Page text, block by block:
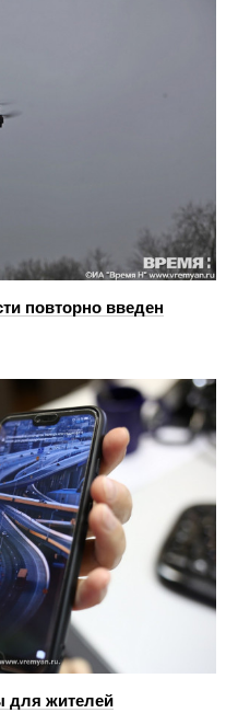
повторно введен
для жителей